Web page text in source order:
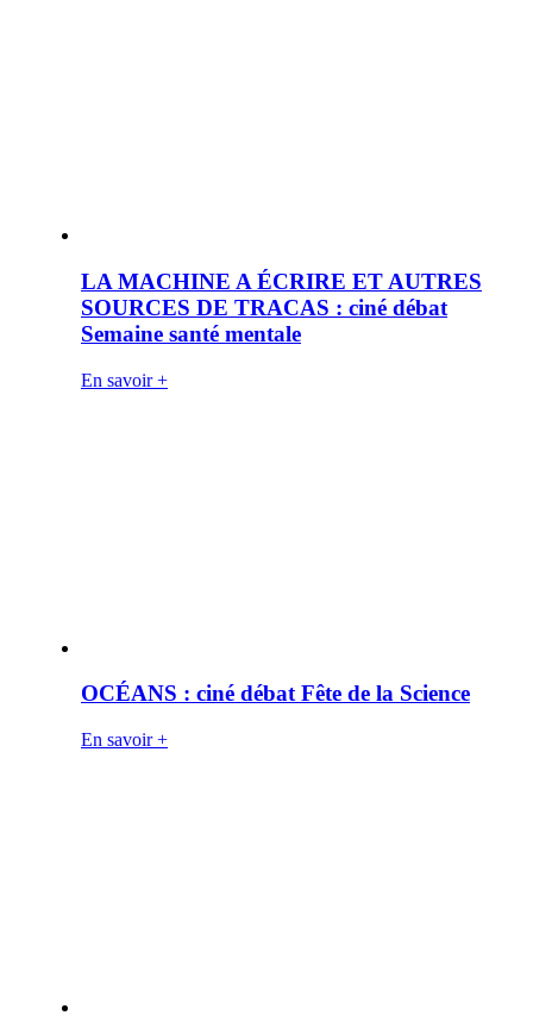
LA MACHINE A ÉCRIRE ET AUTRES
SOURCES DE TRACAS : ciné débat
Semaine santé mentale
En savoir +
OCÉANS : ciné débat Fête de la Science
En savoir +